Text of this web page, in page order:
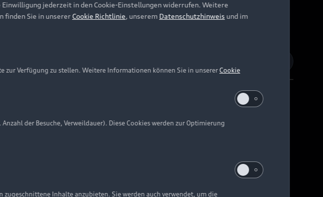
jederzeit in den Cookie-Einstellungen widerrufen. Weitere
finden Sie in unserer Cookie Richtlinie, unserem Datenschutzhinweis und im
zur Verfügung zu stellen. Weitere Informationen können Sie in unsererCookie
der Besuche, Verweildauer). Diese Cookies werden zur Optimierung
Inhalte anzubieten. Sie werden auch verwendet, um die
Cookie-Richtlinie Barrierefreiheit Digital Services Act
auf dieser Webseite kann abweichen.